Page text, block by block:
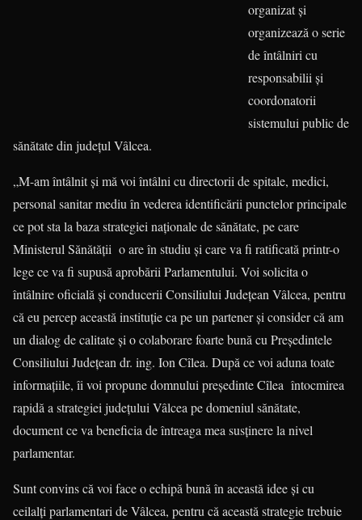
organizat şi
organizează o serie
de întâlniri cu
responsabilii şi
coordonatorii
sistemului public de
sănătate din judeţul Vâlcea.
„M-am întâlnit şi mă voi întâlni cu directorii de spitale, medici,
personal sanitar mediu în vederea identificării punctelor principale
ce pot sta la baza strategiei naţionale de sănătate, pe care
Ministerul Sănătăţii o are în studiu şi care va fi ratificată printr-o
lege ce va fi supusă aprobării Parlamentului. Voi solicita o
întâlnire oficială şi conducerii Consiliului Judeţean Vâlcea, pentru
că eu percep această instituţie ca pe un partener şi consider că am
un dialog de calitate şi o colaborare foarte bună cu Preşedintele
Consiliului Judeţean dr. ing. Ion Cîlea. După ce voi aduna toate
informaţiile, îi voi propune domnului preşedinte Cîlea întocmirea
rapidă a strategiei judeţului Vâlcea pe domeniul sănătate,
document ce va beneficia de întreaga mea susţinere la nivel
parlamentar.
Sunt convins că voi face o echipă bună în această idee şi cu
ceilalţi parlamentari de Vâlcea, pentru că această strategie trebuie